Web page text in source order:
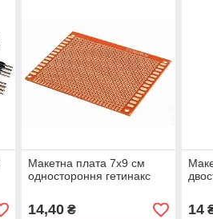
Макетна плата 7х9 см
одностороння гетинакс
14,40₴ 14